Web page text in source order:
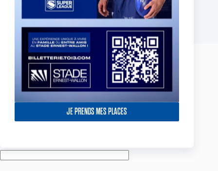
JE PRENDS MES PLACES
Laisser un commentaire
Votre adresse e-mail ne sera pas publiée.
Les champs obligatoires sont
indiqués avec*